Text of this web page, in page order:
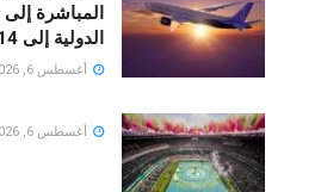
المباشرة
الدولية إلى 14 وجهة
أغسطس 6, 2026
أغسطس 6, 2026